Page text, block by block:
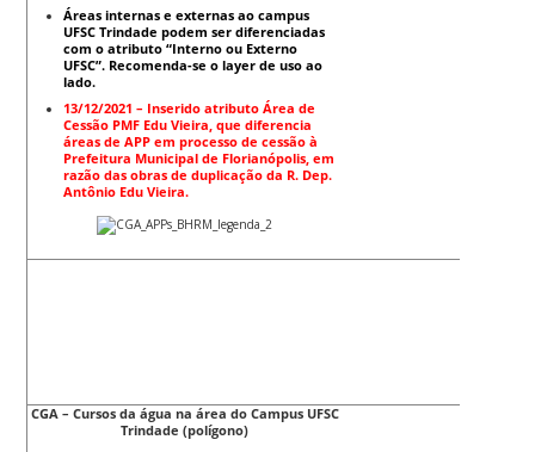
Áreas internas e externas ao campus
UFSC Trindade podem ser diferenciadas
com o atributo “Interno ou Externo
UFSC”. Recomenda-se o layer de uso ao
lado.
13/12/2021 – Inserido atributo Área de
Cessão PMF Edu Vieira, que diferencia
áreas de APP em processo de cessão à
Prefeitura Municipal de Florianópolis, em
razão das obras de duplicação da R. Dep.
Antônio Edu Vieira.
CGA – Cursos da água na área do Campus UFSC
Trindade (polígono)